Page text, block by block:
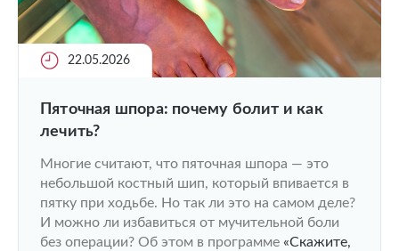
22.05.2026
Пяточная шпора: почему болит и как
лечить?
Многие считают, что пяточная шпора — это
небольшой костный шип, который впивается в
пятку при ходьбе. Но так ли это на самом деле?
И можно ли избавиться от мучительной боли
без операции? Об этом в программе «Скажите,